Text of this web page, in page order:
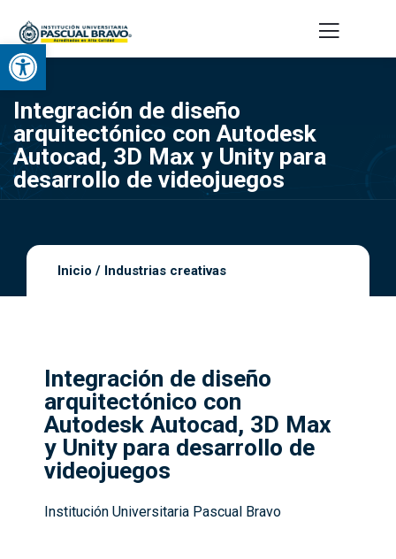
Abrir barra de herramientas
Integración de diseño
arquitectónico con Autodesk
Autocad, 3D Max y Unity para
desarrollo de videojuegos
Inicio / Industrias creativas
Integración de diseño
arquitectónico con
Autodesk Autocad, 3D Max
y Unity para desarrollo de
videojuegos
Institución Universitaria Pascual Bravo